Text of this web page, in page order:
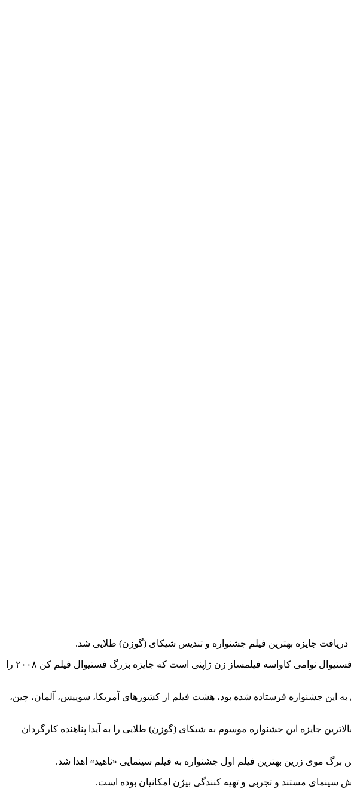
دریافت جایزه بهترین فیلم جشنواره و تندیس شیکای (گوزن) طلایی شد.
فستیوال بین المللی فیلم «نارا» هر دو سال یک بار در شهر «نارا» پایتخت باستانی ژاپن قدیم برگزار می شود. دبیر این فستیوال نوامی کاواسه فیلمساز زن ژاپنی است که جایزه بزرگ فستیوال فیلم کن ۲۰۰۸ را
این جشنواره فرستاده شده بود، هشت فیلم از کشورهای آمریکا، سوییس، آلمان، چین،
جایزه این جشنواره موسوم به شیکای (گوزن) طلایی را به آیدا پناهنده کارگردان
موی زرین بهترین فیلم اول جشنواره به فیلم سینمایی «ناهید» اهدا شد.
مستند و تجربی و تهیه کنندگی بیژن امکانیان بوده است.